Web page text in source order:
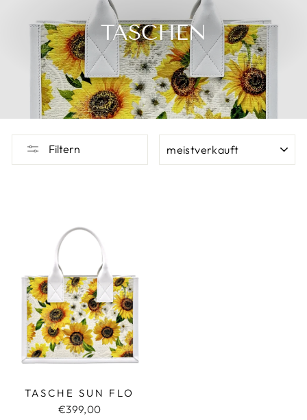
TASCHEN
Filtern
TASCHE SUN FLO
€399,00